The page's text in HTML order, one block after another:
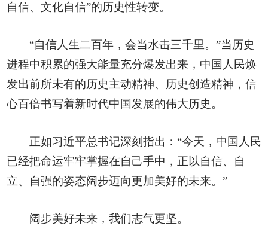
自信、文化自信”的历史性转变。
“自信人生二百年，会当水击三千里。”当历史
进程中积累的强大能量充分爆发出来，中国人民焕
发出前所未有的历史主动精神、历史创造精神，信
心百倍书写着新时代中国发展的伟大历史。
正如习近平总书记深刻指出：“今天，中国人民
已经把命运牢牢掌握在自己手中，正以自信、自
立、自强的姿态阔步迈向更加美好的未来。”
阔步美好未来，我们志气更坚。